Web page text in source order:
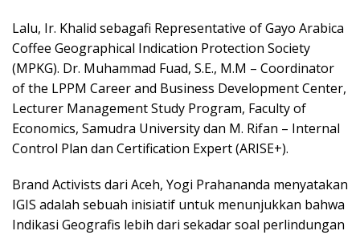
Lalu, Ir. Khalid sebagafi Representative of Gayo Arabica
Coffee Geographical Indication Protection Society
(MPKG). Dr. Muhammad Fuad, S.E., M.M – Coordinator
of the LPPM Career and Business Development Center,
Lecturer Management Study Program, Faculty of
Economics, Samudra University dan M. Rifan – Internal
Control Plan dan Certification Expert (ARISE+).
Brand Activists dari Aceh, Yogi Prahananda menyatakan
IGIS adalah sebuah inisiatif untuk menunjukkan bahwa
Indikasi Geografis lebih dari sekadar soal perlindungan